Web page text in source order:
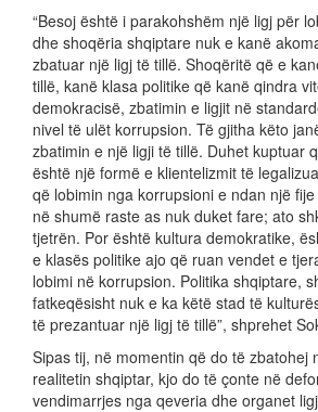
“Besoj është i parakohshëm një ligj për
dhe shoqëria shqiptare nuk e kanë
zbatuar një ligj të tillë. Shoqëritë që e
tillë, kanë klasa politike që kanë qindra
demokracisë, zbatimin e ligjit në
nivel të ulët korrupsion. Të gjitha këto
zbatimin e një ligji të tillë. Duhet kuptuar
është një formë e klientelizmit të
që lobimin nga korrupsioni e ndan një
në shumë raste as nuk duket fare; ato
tjetrën. Por është kultura demokratike,
e klasës politike ajo që ruan vendet e
lobimi në korrupsion. Politika shqiptare,
fatkeqësisht nuk e ka këtë stad të
të prezantuar një ligj të tillë”, shprehet
Sipas tij, në momentin që do të zbatohej
realitetin shqiptar, kjo do të çonte në
vendimarrjes nga qeveria dhe organet